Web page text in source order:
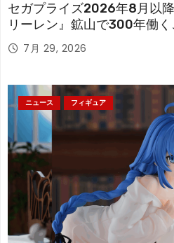
セガプライズ2026年8月以
リーレン』鉱山で300年働
「フリーレン」を立体化！
7月 29, 2026
ニュース フィギュア